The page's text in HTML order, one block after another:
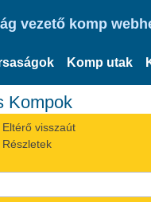
vezető komp
Komp utak
Kompok
Eltérő visszaút
Részletek